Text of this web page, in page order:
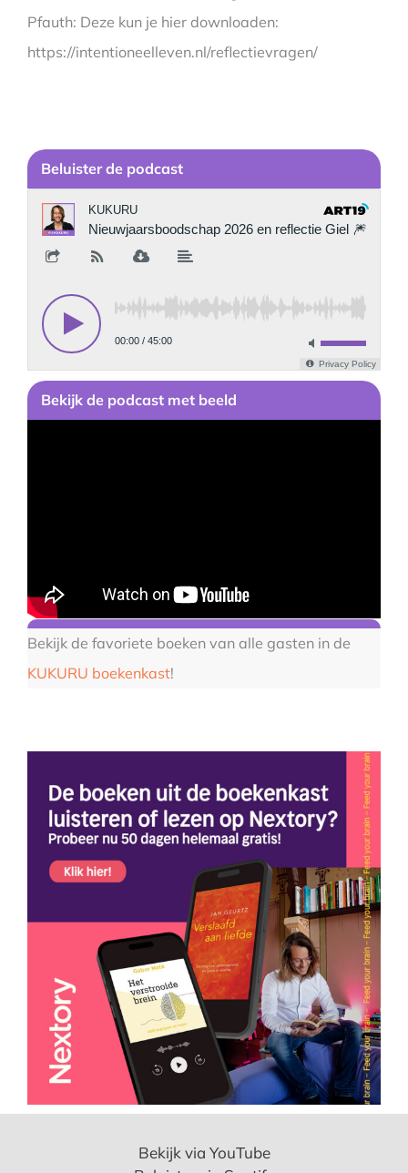
Pfauth: Deze kun je hier downloaden:
https://intentioneelleven.nl/reflectievragen/
Beluister de podcast
Bekijk de podcast met beeld
Bekijk de favoriete boeken van alle gasten in de
KUKURU boekenkast!
Bekijk via YouTube